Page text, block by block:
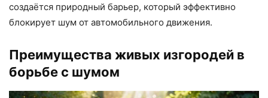
создаётся природный барьер, который эффективно
блокирует шум от автомобильного движения.
Преимущества живых изгородей в
борьбе с шумом